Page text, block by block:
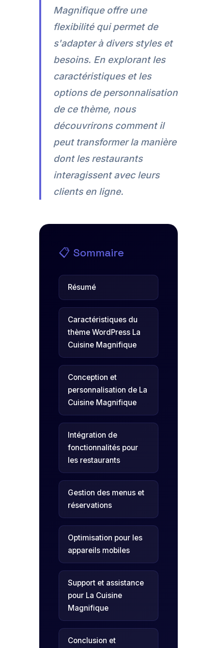
Magnifique offre une
flexibilité qui permet de
s'adapter à divers styles et
besoins. En explorant les
caractéristiques et les
options de personnalisation
de ce thème, nous
découvrirons comment il
peut transformer la manière
dont les restaurants
interagissent avec leurs
clients en ligne.
📋 Sommaire
Résumé
Caractéristiques du
thème WordPress La
Cuisine Magnifique
Conception et
personnalisation de La
Cuisine Magnifique
Intégration de
fonctionnalités pour
les restaurants
Gestion des menus et
réservations
Optimisation pour les
appareils mobiles
Support et assistance
pour La Cuisine
Magnifique
Conclusion et